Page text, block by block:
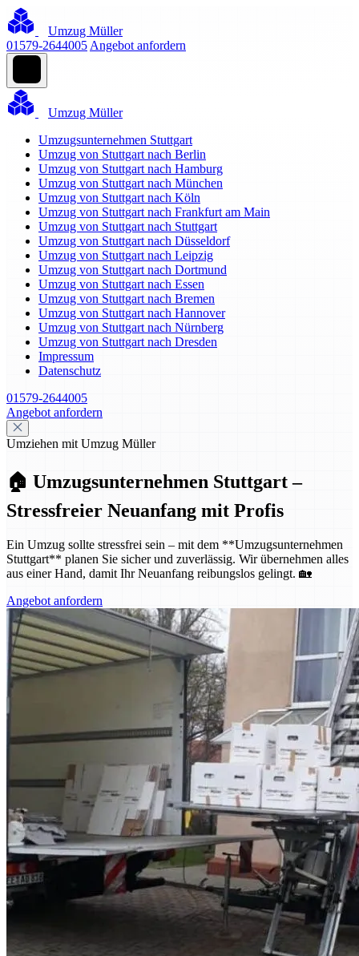
Umzug Müller
01579-2644005 Angebot anfordern
Umzug Müller
Umzugsunternehmen Stuttgart
Umzug von Stuttgart nach Berlin
Umzug von Stuttgart nach Hamburg
Umzug von Stuttgart nach München
Umzug von Stuttgart nach Köln
Umzug von Stuttgart nach Frankfurt am Main
Umzug von Stuttgart nach Stuttgart
Umzug von Stuttgart nach Düsseldorf
Umzug von Stuttgart nach Leipzig
Umzug von Stuttgart nach Dortmund
Umzug von Stuttgart nach Essen
Umzug von Stuttgart nach Bremen
Umzug von Stuttgart nach Hannover
Umzug von Stuttgart nach Nürnberg
Umzug von Stuttgart nach Dresden
Impressum
Datenschutz
01579-2644005
Angebot anfordern
Umziehen mit Umzug Müller
🏠 Umzugsunternehmen Stuttgart –
Stressfreier Neuanfang mit Profis
Ein Umzug sollte stressfrei sein – mit dem **Umzugsunternehmen
Stuttgart** planen Sie sicher und zuverlässig. Wir übernehmen alles
aus einer Hand, damit Ihr Neuanfang reibungslos gelingt. 🏡
Angebot anfordern